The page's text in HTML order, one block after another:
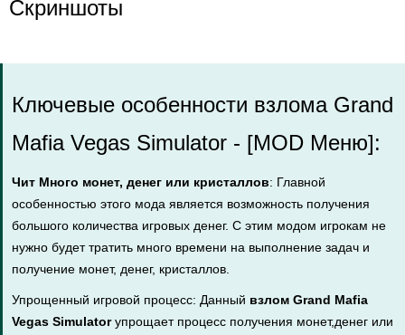
Скриншоты
Ключевые особенности взлома Grand
Mafia Vegas Simulator - [MOD Меню]:
Чит Много монет, денег или кристаллов: Главной
особенностью этого мода является возможность получения
большого количества игровых денег. С этим модом игрокам не
нужно будет тратить много времени на выполнение задач и
получение монет, денег, кристаллов.
Упрощенный игровой процесс: Данный взлом Grand Mafia
Vegas Simulatorупрощает процесс получения монет,денег или